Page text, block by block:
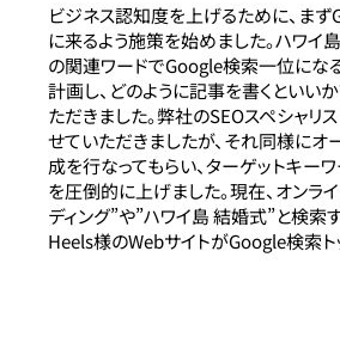
ビジネス認知度を上げるために、ま
に来るよう施策を始めました。ハワイ
の関連ワードでGoogle検索一位になる
計画し、どのように記事を書くといい
ただきました。弊社のSEOスペシャリ
せていただきましたが、それ同様に
成を行なってもらい、ターゲットキー
を圧倒的に上げました。現在、オンラ
ディング”や”ハワイ島 結婚式”と検索
Heels様のWebサイトがGoogle検索ト